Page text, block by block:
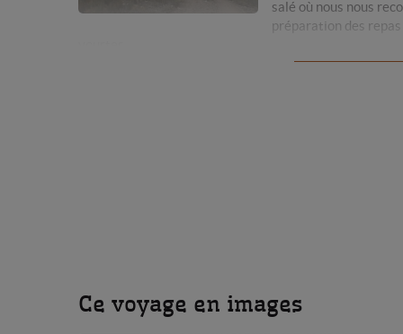
salé où nous nous
préparation des
Découverte du village
Ce voyage en images